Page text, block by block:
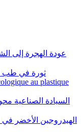
عودة الهجرة إلى
ثورة في طب
au plastique
السيادة الصناعية
الهيدروجين الأخضر